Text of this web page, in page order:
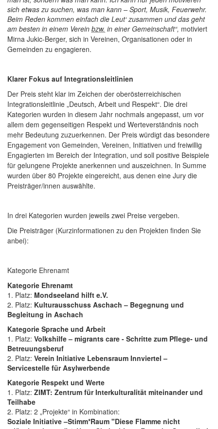
sich etwas zu suchen, was man kann – Sport, Musik, Feuerwehr.
Beim Reden kommen einfach die Leut‘ zusammen und das geht
am besten in einem Verein bzw. in einer Gemeinschaft“, motiviert
Mirna Jukic-Berger, sich in Vereinen, Organisationen oder in
Gemeinden zu engagieren.
Klarer Fokus auf Integrationsleitlinien
Der Preis steht klar im Zeichen der oberösterreichischen
Integrationsleitlinie „Deutsch, Arbeit und Respekt“. Die drei
Kategorien wurden in diesem Jahr nochmals angepasst, um vor
allem dem gegenseitigen Respekt und Werteverständnis noch
mehr Bedeutung zuzuerkennen. Der Preis würdigt das besondere
Engagement von Gemeinden, Vereinen, Initiativen und freiwillig
Engagierten im Bereich der Integration, und soll positive Beispiele
für gelungene Projekte anerkennen und auszeichnen. In Summe
wurden über 80 Projekte eingereicht, aus denen eine Jury die
Preisträger/innen auswählte.
In drei Kategorien wurden jeweils zwei Preise vergeben.
Die Preisträger (Kurzinformationen zu den Projekten finden Sie
anbei):
Kategorie Ehrenamt
Kategorie Ehrenamt
1. Platz: Mondseeland hilft e.V.
2. Platz: Kulturausschuss Aschach – Begegnung und
Begleitung in Aschach
Kategorie Sprache und Arbeit
1. Platz: Volkshilfe – migrants care - Schritte zum Pflege- und
Betreuungsberuf
2. Platz: Verein Initiative Lebensraum Innviertel –
Servicestelle für Asylwerbende
Kategorie Respekt und Werte
1. Platz: ZIMT: Zentrum für Interkulturalität miteinander und
Teilhabe
2. Platz: 2 „Projekte“ in Kombination:
Soziale Initiative –Stimm*Raum "Diese Flamme nicht